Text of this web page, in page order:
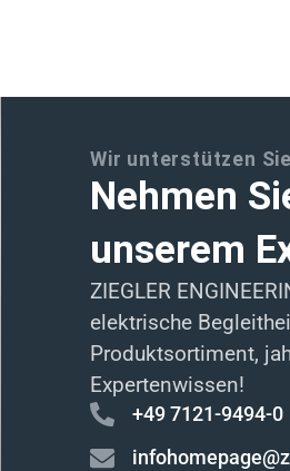
Wir unterstützen
Nehmen
unserem
ZIEGLER
elektrische
Produktsortiment,
Expertenwissen!
+49 7121-9494-0